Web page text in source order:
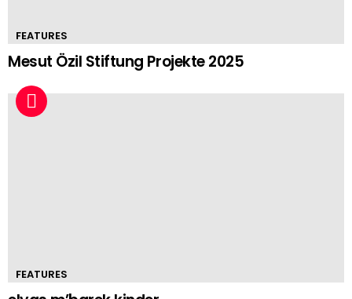
FEATURES
Mesut Özil Stiftung Projekte 2025
FEATURES